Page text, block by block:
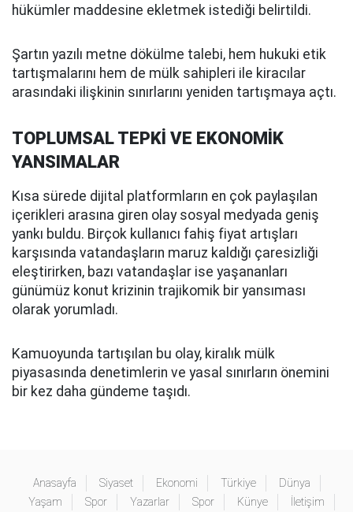
hükümler maddesine ekletmek istediği belirtildi.
Şartın yazılı metne dökülme talebi, hem hukuki etik
tartışmalarını hem de mülk sahipleri ile kiracılar
arasındaki ilişkinin sınırlarını yeniden tartışmaya açtı.
TOPLUMSAL TEPKİ VE EKONOMİK
YANSIMALAR
Kısa sürede dijital platformların en çok paylaşılan
içerikleri arasına giren olay sosyal medyada geniş
yankı buldu. Birçok kullanıcı fahiş fiyat artışları
karşısında vatandaşların maruz kaldığı çaresizliği
eleştirirken, bazı vatandaşlar ise yaşananları
günümüz konut krizinin trajikomik bir yansıması
olarak yorumladı.
Kamuoyunda tartışılan bu olay, kiralık mülk
piyasasında denetimlerin ve yasal sınırların önemini
bir kez daha gündeme taşıdı.
Anasayfa Siyaset Ekonomi Türkiye
Dünya
Yaşam
Spor Yazarlar Spor Künye İletişim